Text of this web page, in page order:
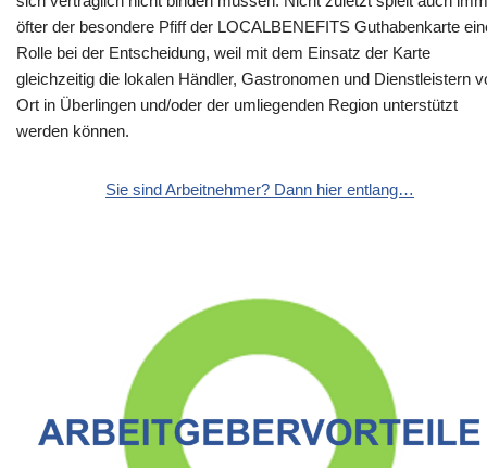
öfter der besondere Pfiff der LOCALBENEFITS Guthabenkarte
Rolle bei der Entscheidung, weil mit dem Einsatz der Karte
gleichzeitig die lokalen Händler, Gastronomen und Dienstleistern
Ort in Überlingen und/oder der umliegenden Region unterstützt
werden können.
Sie sind Arbeitnehmer? Dann hier entlang…